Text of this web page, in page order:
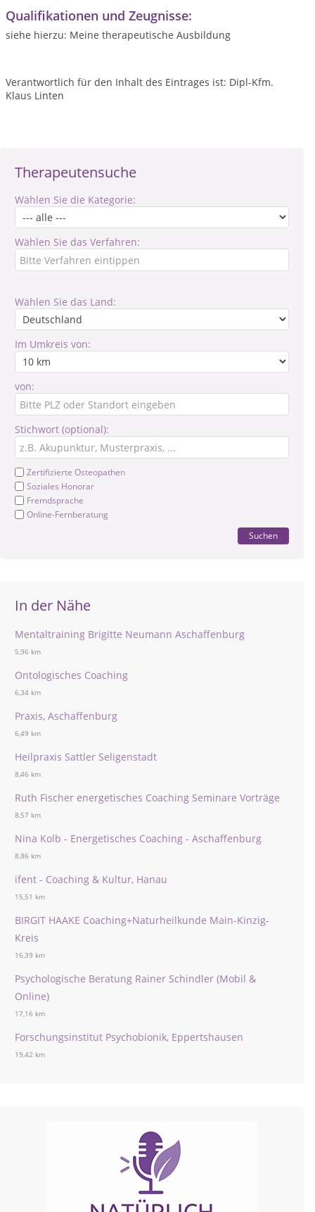
Therapeutensuche
Wählen Sie die Kategorie:
Wählen Sie das Verfahren:
Wählen Sie das Land:
Im Umkreis von:
von:
Stichwort (optional):
Zertifizierte Osteopathen
Soziales Honorar
Fremdsprache
Online-Fernberatung
Suchen
In der Nähe
Mentaltraining Brigitte Neumann Aschaffenburg
5,96 km
Ontologisches Coaching
6,34 km
Praxis, Aschaffenburg
6,49 km
Heilpraxis Sattler Seligenstadt
8,46 km
Ruth Fischer energetisches Coaching Seminare Vorträge
8,57 km
Nina Kolb - Energetisches Coaching - Aschaffenburg
8,86 km
ifent - Coaching & Kultur, Hanau
15,51 km
BIRGIT HAAKE Coaching+Naturheilkunde Main-Kinzig-
Kreis
16,39 km
Psychologische Beratung Rainer Schindler (Mobil &
Online)
17,16 km
Forschungsinstitut Psychobionik, Eppertshausen
19,42 km
Qualifikationen und Zeugnisse:
siehe hierzu: Meine therapeutische Ausbildung
Verantwortlich für den Inhalt des Eintrages ist: Dipl-Kfm.
Klaus Linten